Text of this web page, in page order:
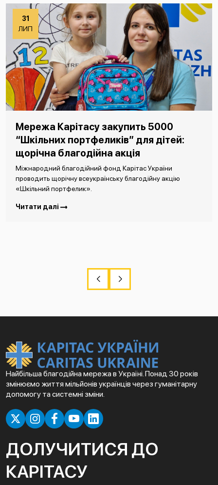
31
ЛИП
Мережа Карітасу закупить 5000
“Шкільних портфеликів” для дітей:
щорічна благодійна акція
Міжнародний благодійний фонд Карітас України
проводить щорічну всеукраїнську благодійну акцію
«Шкільний портфелик».
Читати далі
Найбільша благодійна мережа в Україні. Понад 30 років
змінюємо життя мільйонів українців через гуманітарну
допомогу та системні зміни.
ДОЛУЧИТИСЯ ДО
КАРІТАСУ